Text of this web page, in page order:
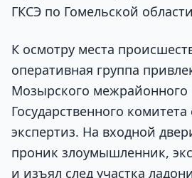
ГКСЭ по Гомельской
К осмотру места
оперативная группа
Мозырского межрайонного
Государственного
экспертиз. На входной
проник злоумышленник,
и изъял след участка